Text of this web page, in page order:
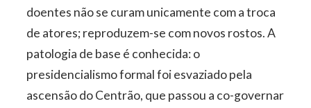
doentes não se curam unicamente com a troca
de atores; reproduzem-se com novos rostos. A
patologia de base é conhecida: o
presidencialismo formal foi esvaziado pela
ascensão do Centrão, que passou a co-governar